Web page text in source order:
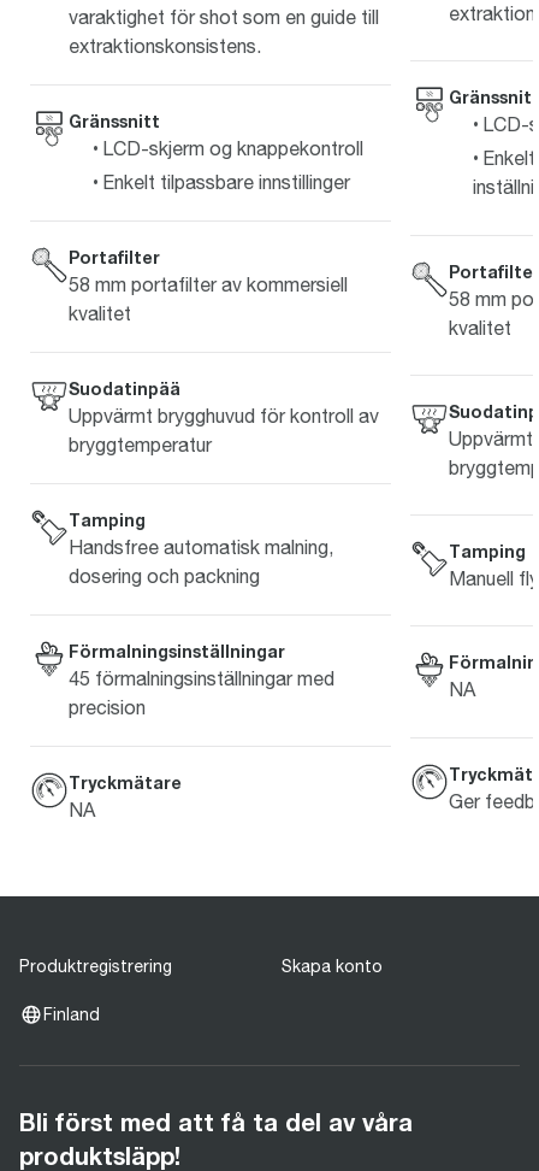
varaktighet för shot som en guide till
extraktionskonsistens.
Gränssnitt
LCD-skjerm og knappekontroll
Enkelt tilpassbare innstillinger
Portafilter
58 mm portafilter av kommersiell
kvalitet
Suodatinpää
Uppvärmt brygghuvud för kontroll av
bryggtemperatur
Tamping
Handsfree automatisk malning,
dosering och packning
Förmalningsinställningar
45 förmalningsinställningar med
precision
Tryckmätare
NA
Gränssnitt
LCD-
Portafilter
58 mm
kvalitet
Uppvärmt
Tamping
Manuell
NA
Ger
Produktregistrering Skapa konto
Finland
Bli först med att få ta del av våra
produktsläpp!